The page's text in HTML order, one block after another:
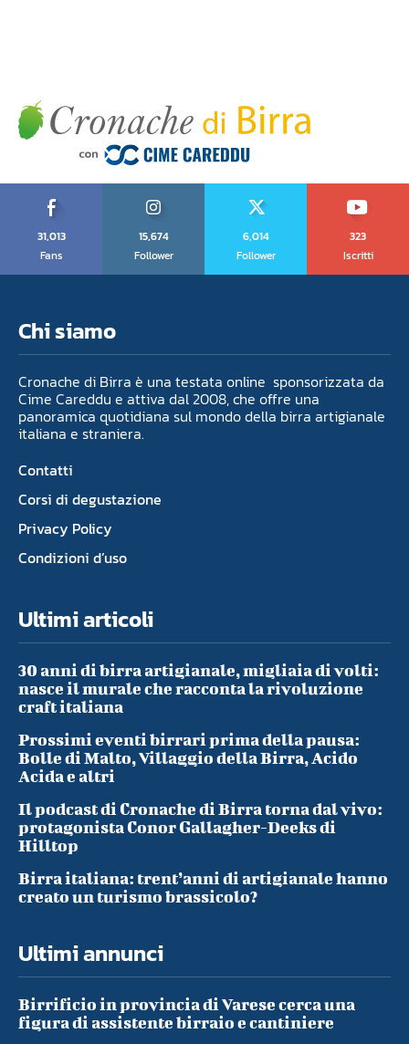
31,013
Fans
15,674
Follower
6,014
Follower
323
Iscritti
Chi siamo
Cronache di Birra è una testata online sponsorizzata da
Cime Careddu e attiva dal 2008, che offre una
panoramica quotidiana sul mondo della birra artigianale
italiana e straniera.
Contatti
Corsi di degustazione
Privacy Policy
Condizioni d’uso
Ultimi articoli
30 anni di birra artigianale, migliaia di volti:
nasce il murale che racconta la rivoluzione
craft italiana
Prossimi eventi birrari prima della pausa:
Bolle di Malto, Villaggio della Birra, Acido
Acida e altri
Il podcast di Cronache di Birra torna dal vivo:
protagonista Conor Gallagher-Deeks di
Hilltop
Birra italiana: trent’anni di artigianale hanno
creato un turismo brassicolo?
Ultimi annunci
Birrificio in provincia di Varese cerca una
figura di assistente birraio e cantiniere